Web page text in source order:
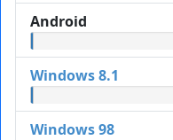
Android
Windows 8.1
Windows 98